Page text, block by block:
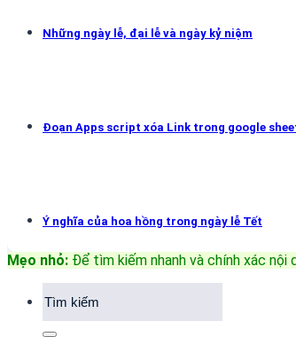
Những ngày lễ, đại lễ và ngày kỷ niệm
Đoạn Apps script xóa Link trong google
Ý nghĩa của hoa hồng trong ngày lễ Tết
Mẹo nhỏ: Để tìm kiếm nhanh và chính xác nội